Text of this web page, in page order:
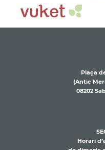
Plaça
(Antic
08202
Horari